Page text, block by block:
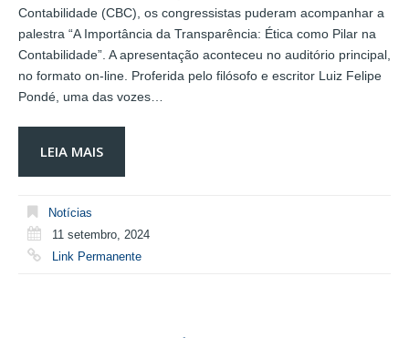
Contabilidade (CBC), os congressistas puderam acompanhar a
palestra “A Importância da Transparência: Ética como Pilar na
Contabilidade”. A apresentação aconteceu no auditório principal,
no formato on-line. Proferida pelo filósofo e escritor Luiz Felipe
Pondé, uma das vozes…
LEIA MAIS
Notícias
11 setembro, 2024
Link Permanente